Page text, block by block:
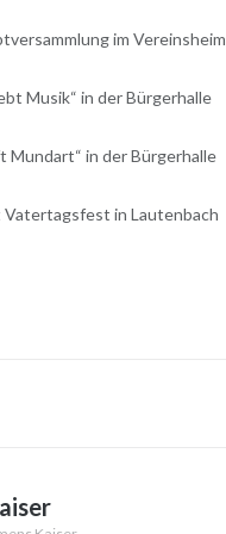
im Vereinsheim
Musik“ in der Bürgerhalle
Mundart“ in der Bürgerhalle
in Lautenbach